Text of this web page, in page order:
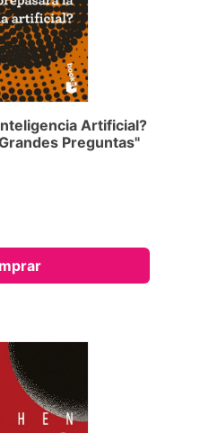
Artificial?
Preguntas"